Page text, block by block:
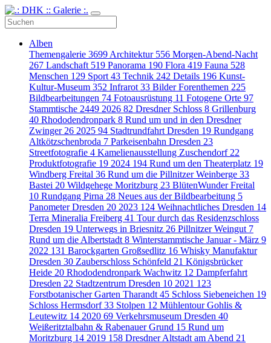
Alben
Themengalerie 3699 Architektur 556 Morgen-Abend-Nacht
267 Landschaft 519 Panorama 190 Flora 419 Fauna 528
Menschen 129 Sport 43 Technik 242 Details 196 Kunst-
Kultur-Museum 352 Infrarot 33 Bilder Forenthemen 225
Bildbearbeitungen 74 Fotoausrüstung 11 Fotogene Orte 97
Stammtische 2449 2026 82 Dresdner Schloss 8 Grillenburg
40 Rhododendronpark 8 Rund um und in den Dresdner
Zwinger 26 2025 94 Stadtrundfahrt Dresden 19 Rundgang
Altkötzschenbroda 7 Parkeisenbahn Dresden 23
Streetfotografie 4 Kamelienausstellung Zuschendorf 22
Produktfotografie 19 2024 194 Rund um den Theaterplatz 19
Windberg Freital 36 Rund um die Pillnitzer Weinberge 33
Bastei 20 Wildgehege Moritzburg 23 BlütenWunder Freital
10 Rundgang Pirna 28 Neues aus der Bildbearbeitung 5
Panometer Dresden 20 2023 124 Weihnachtliches Dresden 14
Terra Mineralia Freiberg 41 Tour durch das Residenzschloss
Dresden 19 Unterwegs in Briesnitz 26 Pillnitzer Weingut 7
Rund um die Albertstadt 8 Winterstammtische Januar - März 9
2022 131 Barockgarten Großsedlitz 16 Whisky Manufaktur
Dresden 30 Zauberschloss Schönfeld 21 Königsbrücker
Heide 20 Rhododendronpark Wachwitz 12 Dampferfahrt
Dresden 22 Stadtzentrum Dresden 10 2021 123
Forstbotanischer Garten Tharandt 45 Schloss Siebeneichen 19
Schloss Hermsdorf33 Stolpen 12 Mühlentour Gohlis &
Leutewitz 14 2020 69 Verkehrsmuseum Dresden 40
Weißeritztalbahn & Rabenauer Grund 15 Rund um
Moritzburg 14 2019 158 Dresdner Altstadt am Abend 21